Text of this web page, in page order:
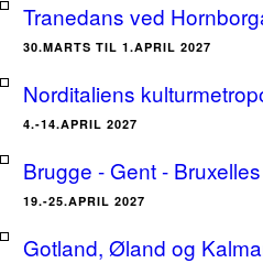
Tranedans ved
30.MARTS TIL 1.APRIL 2027
Norditaliens
4.-14.APRIL 2027
Brugge - Gent -
19.-25.APRIL 2027
Gotland, Øland og